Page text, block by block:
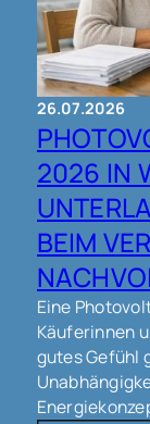
26.07.2026
2026 IN
BEIM
Eine
Käuferinnen
gutes Gefühl